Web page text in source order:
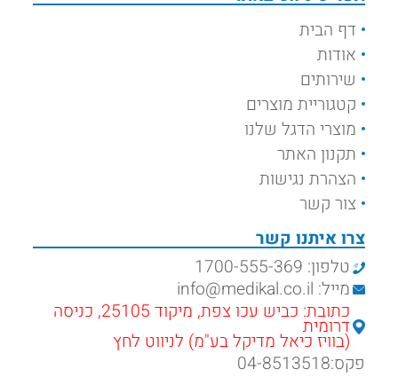
דף הבית
אודות
שירותים
קטגוריית מוצרים
מוצרי הדגל שלנו
תקנון האתר
הצהרת נגישות
צור קשר
צרו איתנו קשר
טלפון: 1700-555-369
מייל: info@medikal.co.il
כתובת: כביש עכו צפת, מיקוד 25105, כניסה
דרומית
(בוויז כיאל מדיקל בע"מ) לניווט לחץ
פקס:04-8513518